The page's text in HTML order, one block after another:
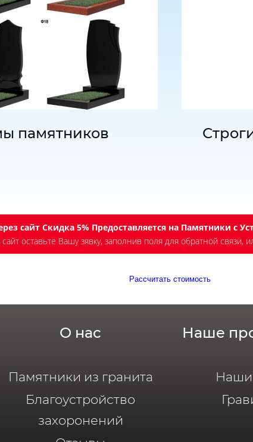
памятников
сайт Скидка 5% Предоставляется на Памятники с
сайт оставьте Вашу зявку, заполнив поля для обратной связи,
Рассчитать стоимость
О нас
Памятники из гранита
Благоустройство
захоронений
Наше
Наши